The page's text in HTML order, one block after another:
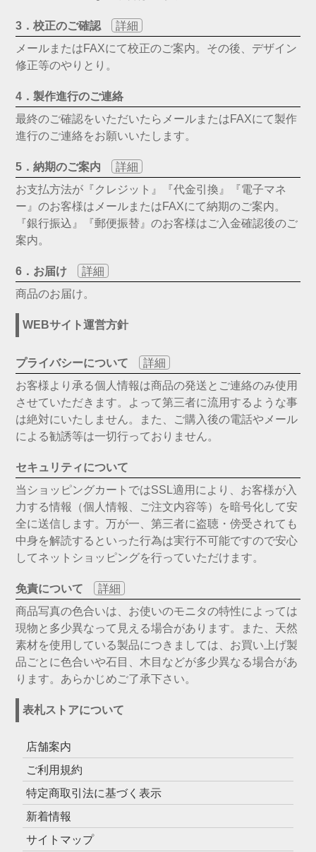
3．校正のご確認
詳細
メールまたはFAXにて校正のご案内。その後、デザイン
修正等のやりとり。
4．製作進行のご連絡
最終のご確認をいただいたらメールまたはFAXにて製作
進行のご連絡をお願いいたします。
5．納期のご案内
詳細
お支払方法が『クレジット』『代金引換』『電子マネ
ー』のお客様はメールまたはFAXにて納期のご案内。
『銀行振込』『郵便振替』のお客様はご入金確認後のご
案内。
6．お届け
詳細
商品のお届け。
WEBサイト運営方針
プライバシーについて
詳細
お客様より承る個人情報は商品の発送とご連絡のみ使用
させていただきます。よって第三者に流用するような事
は絶対にいたしません。また、ご購入後の電話やメール
による勧誘等は一切行っておりません。
セキュリティについて
当ショッピングカートではSSL適用により、お客様が入
力する情報（個人情報、ご注文内容等）を暗号化して安
全に送信します。万が一、第三者に盗聴・傍受されても
中身を解読するといった行為は実行不可能ですので安心
してネットショッピングを行っていただけます。
免責について
詳細
商品写真の色合いは、お使いのモニタの特性によっては
現物と多少異なって見える場合があります。また、天然
素材を使用している製品につきましては、お買い上げ製
品ごとに色合いや石目、木目などが多少異なる場合があ
ります。あらかじめご了承下さい。
表札ストアについて
店舗案内
ご利用規約
特定商取引法に基づく表示
新着情報
サイトマップ